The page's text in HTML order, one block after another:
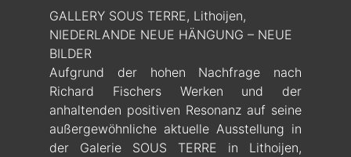
GALLERY SOUS TERRE, Lithoijen,
NIEDERLANDE NEUE HÄNGUNG – NEUE
BILDER
Aufgrund der hohen Nachfrage nach
Richard Fischers Werken und der
anhaltenden positiven Resonanz auf seine
außergewöhnliche aktuelle Ausstellung in
der Galerie SOUS TERRE in Lithoijen,